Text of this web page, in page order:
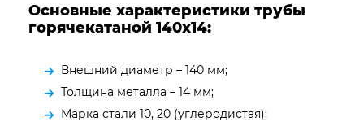
Основные характеристики трубы
горячекатаной 140х14:
Внешний диаметр – 140 мм;
Толщина металла – 14 мм;
Марка стали 10, 20 (углеродистая);